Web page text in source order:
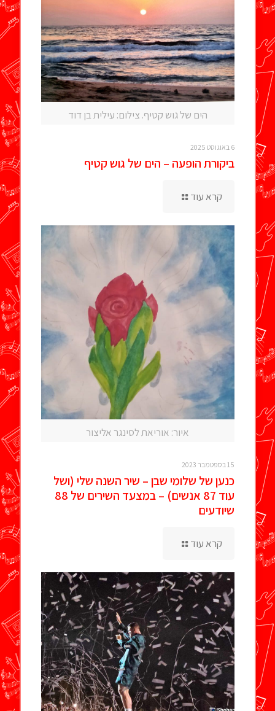
הים של גוש קטיף. צילום: עילית בן דוד
6 באוגוסט 2025
ביקורת הופעה – הים של גוש קטיף
קרא עוד
איור: אוריאת לסינגר אליצור
15 בספטמבר 2023
כנען של שלומי שבן – שיר השנה שלי (ושל
עוד 87 אנשים) – במצעד השירים של 88
שיודעים
קרא עוד